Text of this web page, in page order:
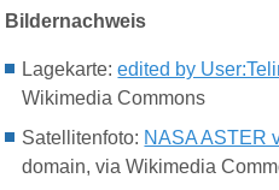
Bildernachweis
Lagekarte:edited by
Wikimedia Commons
Satellitenfoto: NASA ASTER
domain, via Wikimedia